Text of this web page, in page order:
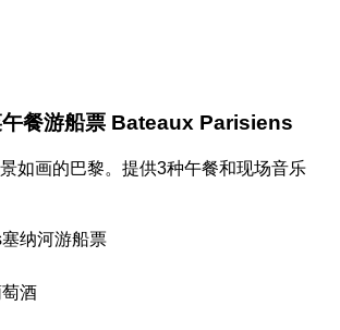
餐游船票 Bateaux Parisiens
如画的巴黎。提供3种午餐和现场音乐
纳河游船票
酒